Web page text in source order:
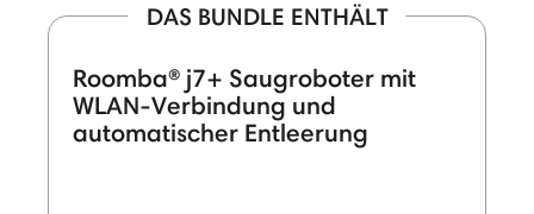
DAS BUNDLE ENTHÄLT
Roomba® j7+ Saugroboter mit
WLAN-Verbindung und
automatischer Entleerung